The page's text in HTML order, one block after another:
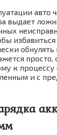
авто
выдает
просто,
к процессу
и с